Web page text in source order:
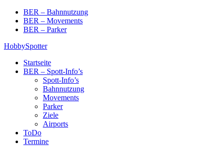
Skip
content
BER – Bahnnutzung
BER – Movements
BER – Parker
HobbySpotter
Startseite
BER – Spott-Info’s
Spott-Info’s
Bahnnutzung
Movements
Parker
Ziele
Airports
ToDo
Termine